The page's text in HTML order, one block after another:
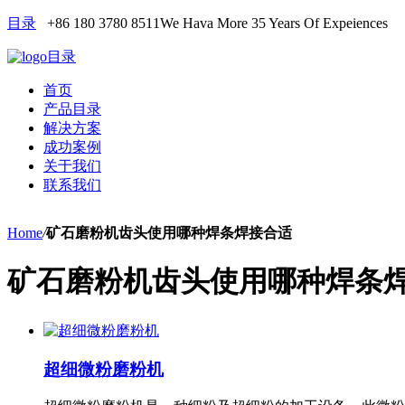
目录 +86 180 3780 8511We Hava More 35 Years Of Expeiences
目录
首页
产品目录
解决方案
成功案例
关于我们
联系我们
Home/矿石磨粉机齿头使用哪种焊条焊接合适
矿石磨粉机齿头使用哪种焊条
超细微粉磨粉机